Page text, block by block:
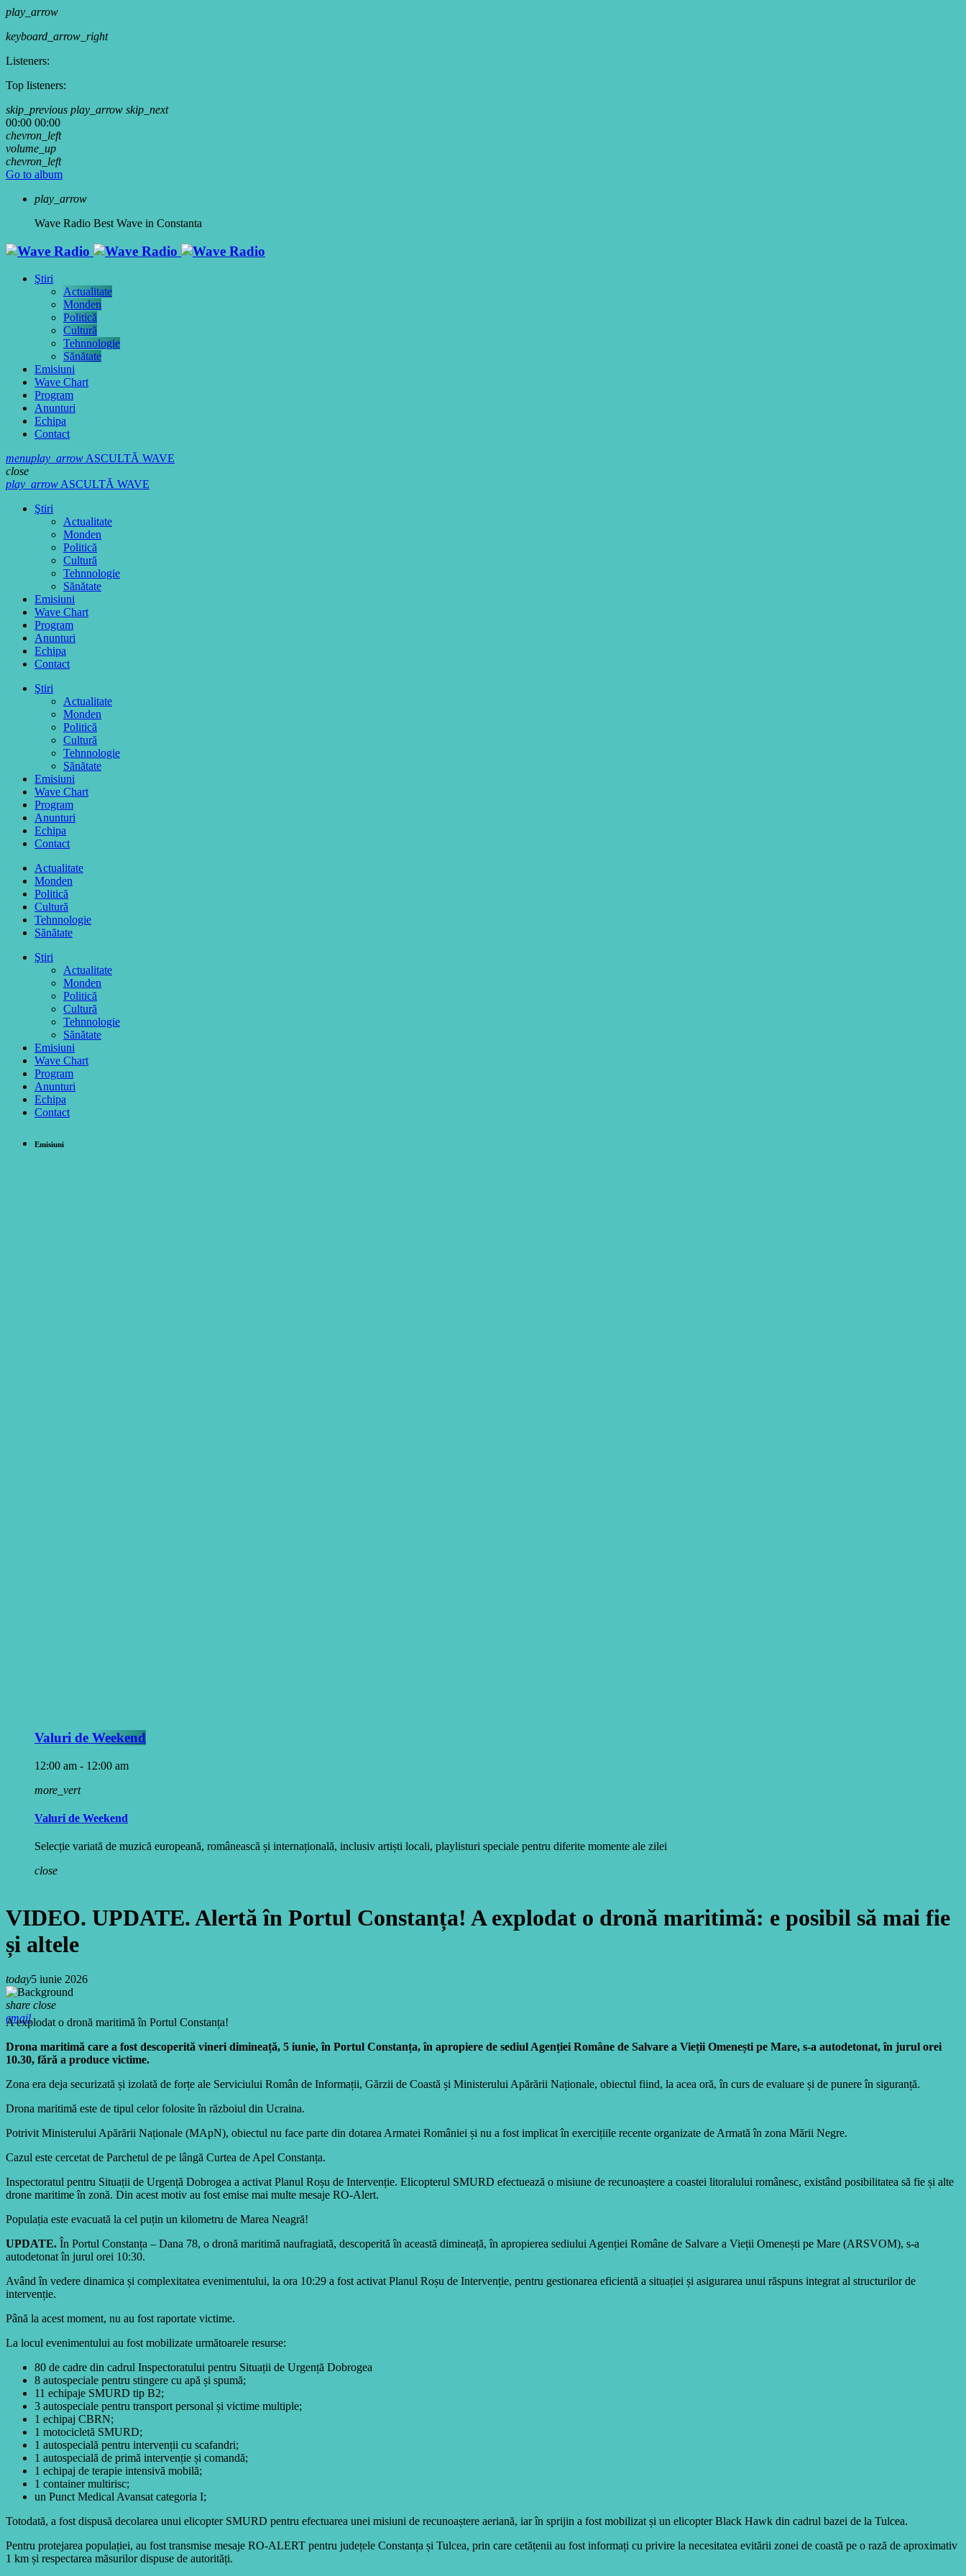
play_arrow
keyboard_arrow_right
Listeners:
Top listeners:
skip_previous play_arrow skip_next
00:00 00:00
chevron_left
volume_up
chevron_left
Go to album
play_arrow
Wave Radio Best Wave in Constanta
Ştiri
Actualitate
Monden
Politică
Cultură
Tehnnologie
Sănătate
Emisiuni
Wave Chart
Program
Anunturi
Echipa
Contact
menuplay_arrowASCULTĂ WAVE
close
play_arrowASCULTĂ WAVE
Ştiri
Actualitate
Monden
Politică
Cultură
Tehnnologie
Sănătate
Emisiuni
Wave Chart
Program
Anunturi
Echipa
Contact
Ştiri
Actualitate
Monden
Politică
Cultură
Tehnnologie
Sănătate
Emisiuni
Wave Chart
Program
Anunturi
Echipa
Contact
Actualitate
Monden
Politică
Cultură
Tehnnologie
Sănătate
Ştiri
Actualitate
Monden
Politică
Cultură
Tehnnologie
Sănătate
Emisiuni
Wave Chart
Program
Anunturi
Echipa
Contact
Emisiuni
Valuri de Weekend
12:00 am - 12:00 am
more_vert
Valuri de Weekend
Selecție variată de muzică europeană, românească și internațională, inclusiv artiști locali, playlisturi speciale pentru diferite momente ale zilei
close
VIDEO. UPDATE. Alertă în Portul Constanța! A explodat o dronă maritimă: e posibil să mai fie
și altele
today5 iunie 2026
share close
email
A explodat o dronă maritimă în Portul Constanța!
Drona maritimă care a fost descoperită vineri dimineață, 5 iunie, în Portul Constanța, în apropiere de sediul Agenției Române de Salvare a Vieții Omenești pe Mare, s-a autodetonat, în jurul orei
10.30, fără a produce victime.
Zona era deja securizată și izolată de forțe ale Serviciului Român de Informații, Gărzii de Coastă și Ministerului Apărării Naționale, obiectul fiind, la acea oră, în curs de evaluare și de punere în siguranță.
Drona maritimă este de tipul celor folosite în războiul din Ucraina.
Potrivit Ministerului Apărării Naționale (MApN), obiectul nu face parte din dotarea Armatei României și nu a fost implicat în exercițiile recente organizate de Armată în zona Mării Negre.
Cazul este cercetat de Parchetul de pe lângă Curtea de Apel Constanța.
Inspectoratul pentru Situații de Urgență Dobrogea a activat Planul Roșu de Intervenție. Elicopterul SMURD efectuează o misiune de recunoaștere a coastei litoralului românesc, existând posibilitatea să fie și alte
drone maritime în zonă. Din acest motiv au fost emise mai multe mesaje RO-Alert.
Populația este evacuată la cel puțin un kilometru de Marea Neagră!
UPDATE. În Portul Constanța – Dana 78, o dronă maritimă naufragiată, descoperită în această dimineață, în apropierea sediului Agenției Române de Salvare a Vieții Omenești pe Mare (ARSVOM), s-a
autodetonat în jurul orei 10:30.
Având în vedere dinamica și complexitatea evenimentului, la ora 10:29 a fost activat Planul Roșu de Intervenție, pentru gestionarea eficientă a situației și asigurarea unui răspuns integrat al structurilor de
intervenție.
Până la acest moment, nu au fost raportate victime.
La locul evenimentului au fost mobilizate următoarele resurse:
80 de cadre din cadrul Inspectoratului pentru Situații de Urgență Dobrogea
8 autospeciale pentru stingere cu apă și spumă;
11 echipaje SMURD tip B2;
3 autospeciale pentru transport personal și victime multiple;
1 echipaj CBRN;
1 motocicletă SMURD;
1 autospecială pentru intervenții cu scafandri;
1 autospecială de primă intervenție și comandă;
1 echipaj de terapie intensivă mobilă;
1 container multirisc;
un Punct Medical Avansat categoria I;
Totodată, a fost dispusă decolarea unui elicopter SMURD pentru efectuarea unei misiuni de recunoaștere aeriană, iar în sprijin a fost mobilizat și un elicopter Black Hawk din cadrul bazei de la Tulcea.
Pentru protejarea populației, au fost transmise mesaje RO-ALERT pentru județele Constanța și Tulcea, prin care cetățenii au fost informați cu privire la necesitatea evitării zonei de coastă pe o rază de aproximativ
1 km și respectarea măsurilor dispuse de autorități.